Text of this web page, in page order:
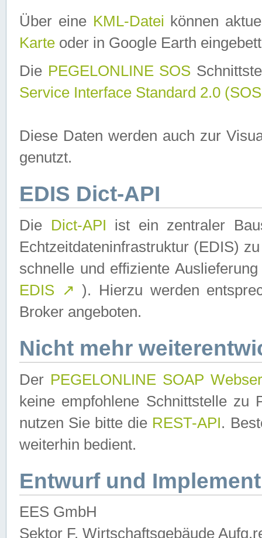
Über eine KML-Datei können
Karte oder in Google Earth
Die PEGELONLINE SOS
Service Interface Standard 2.0
Diese Daten werden auch zur
genutzt.
EDIS Dict-API
Die Dict-API ist ein zentraler
Echtzeitdateninfrastruktur (EDIS)
schnelle und effiziente
EDIS ↗ ). Hierzu werden
Broker angeboten.
Nicht mehr
Der PEGELONLINE SOAP
keine empfohlene Schnittstelle zu
nutzen Sie bitte die REST-API.
weiterhin bedient.
Entwurf und
EES GmbH
Sektor F, Wirtschaftsgebäude